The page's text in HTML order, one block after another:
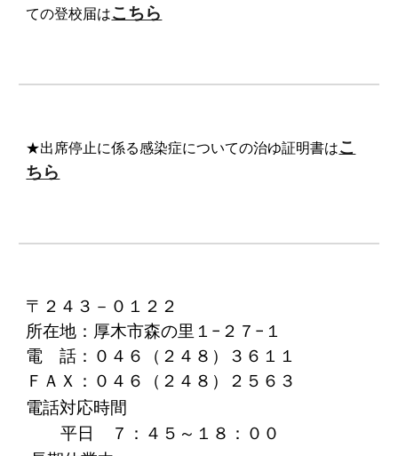
ての登校届はこちら
★出席停止に係る感染症についての治ゆ証明書はこ
ちら
〒２４３－０１２２
所在地：厚木市森の里１−２７−１
電 話：０４６（２４８）３６１１
ＦＡＸ：０４６（２４８）２５６３
電話対応時間
平日 ７：４５～１８：００